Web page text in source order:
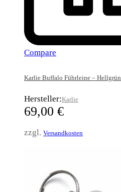
Compare
Karlie Buffalo Führleine – Hellgrün
Hersteller:Karlie
69,00 €
zzgl. Versandkosten